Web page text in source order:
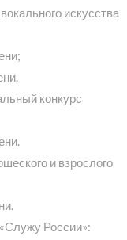
искусства
конкурс
и взрослого
России»: